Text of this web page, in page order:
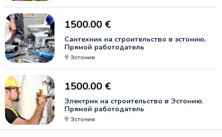
1500.00 €
Сантехник на строительство в эстонию.
Прямой работодатель
Эстония
1500.00 €
Электрик на строительство в Эстонию.
Прямой работодатель
Эстония